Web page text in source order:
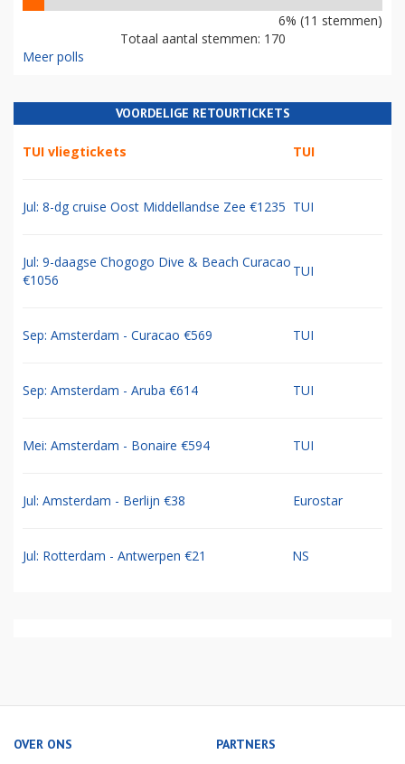
6% (11 stemmen)
Totaal aantal stemmen: 170
Meer polls
VOORDELIGE RETOURTICKETS
TUI vliegtickets TUI
Jul: 8-dg cruise Oost Middellandse Zee €1235 TUI
Jul: 9-daagse Chogogo Dive & Beach Curacao
€1056
TUI
Sep: Amsterdam - Curacao €569 TUI
Sep: Amsterdam - Aruba €614 TUI
Mei: Amsterdam - Bonaire €594 TUI
Jul: Amsterdam - Berlijn €38 Eurostar
Jul: Rotterdam - Antwerpen €21 NS
OVER ONS PARTNERS